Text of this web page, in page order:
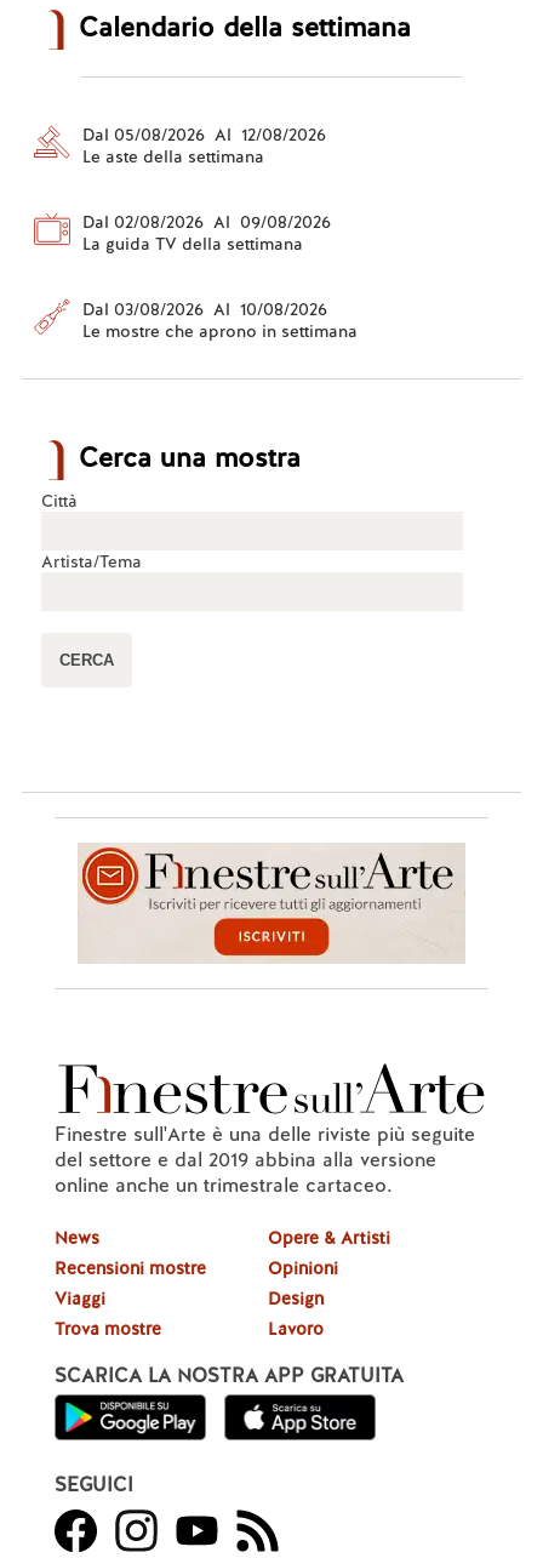
Calendario della settimana
Dal 05/08/2026 Al 12/08/2026
Le aste della settimana
Dal 02/08/2026 Al 09/08/2026
La guida TV della settimana
Dal 03/08/2026 Al 10/08/2026
Le mostre che aprono in settimana
Cerca una mostra
Città
Artista/Tema
Finestre sull'Arte è una delle riviste più seguite
del settore e dal 2019 abbina alla versione
online anche un trimestrale cartaceo.
News
Recensioni mostre
Viaggi
Trova mostre
Opere & Artisti
Opinioni
Design
Lavoro
SCARICA LA NOSTRA APP GRATUITA
SEGUICI